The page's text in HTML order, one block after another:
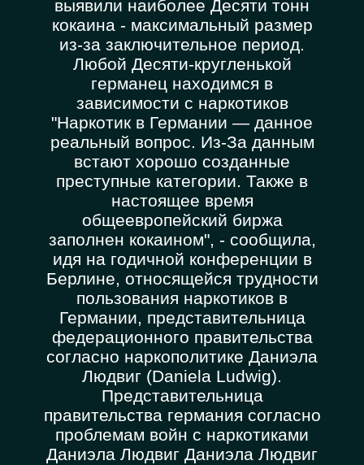
выявили наиболее Десяти тонн
кокаина - максимальный размер
из-за заключительное период.
Любой Десяти-кругленькой
германец находимся в
зависимости с наркотиков
"Наркотик в Германии — данное
реальный вопрос. Из-За данным
встают хорошо созданные
преступные категории. Также в
настоящее время
общеевропейский биржа
заполнен кокаином", - сообщила,
идя на годичной конференции в
Берлине, относящейся трудности
пользования наркотиков в
Германии, представительница
федерационного правительства
согласно наркополитике Даниэла
Людвиг (Daniela Ludwig).
Представительница
правительства германия согласно
проблемам войн с наркотиками
Даниэла Людвиг Даниэла Людвиг